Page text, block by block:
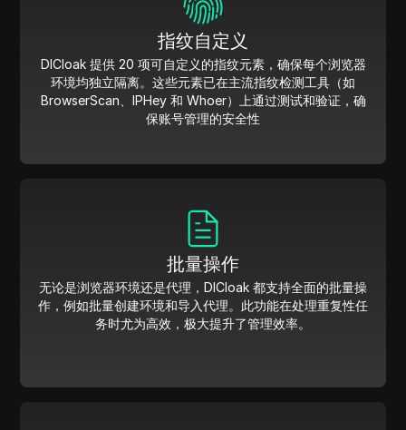
指纹自定义
DICloak 提供 20 项可自定义的指纹元素，确保每个浏览器
环境均独立隔离。这些元素已在主流指纹检测工具（如
BrowserScan、IPHey 和 Whoer）上通过测试和验证，确
保账号管理的安全性
批量操作
无论是浏览器环境还是代理，DICloak 都支持全面的批量操
作，例如批量创建环境和导入代理。此功能在处理重复性任
务时尤为高效，极大提升了管理效率。